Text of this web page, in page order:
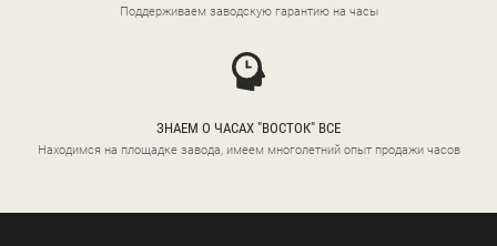
Поддерживаем заводскую гарантию на часы
ЗНАЕМ О ЧАСАХ "ВОСТОК" ВСЕ
Находимся на площадке завода, имеем многолетний опыт продажи часов